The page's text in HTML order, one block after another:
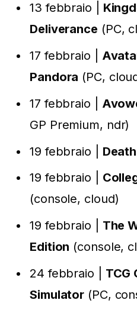
13 febbraio |
Deliverance (PC,
17 febbraio |
Pandora (PC,
17 febbraio |
GP Premium, ndr)
19 febbraio |
19 febbraio |
(console, cloud)
19 febbraio | The
Edition (console,
24 febbraio | TCG
Simulator (PC,